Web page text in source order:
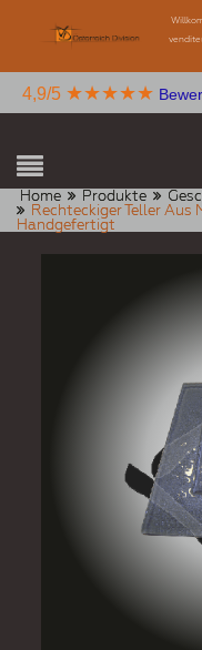
4,9/5 ★★★★★
Home Produkte
Rechteckiger Teller Aus
Handgefertigt